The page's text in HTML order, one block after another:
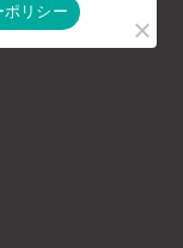
ポリシー